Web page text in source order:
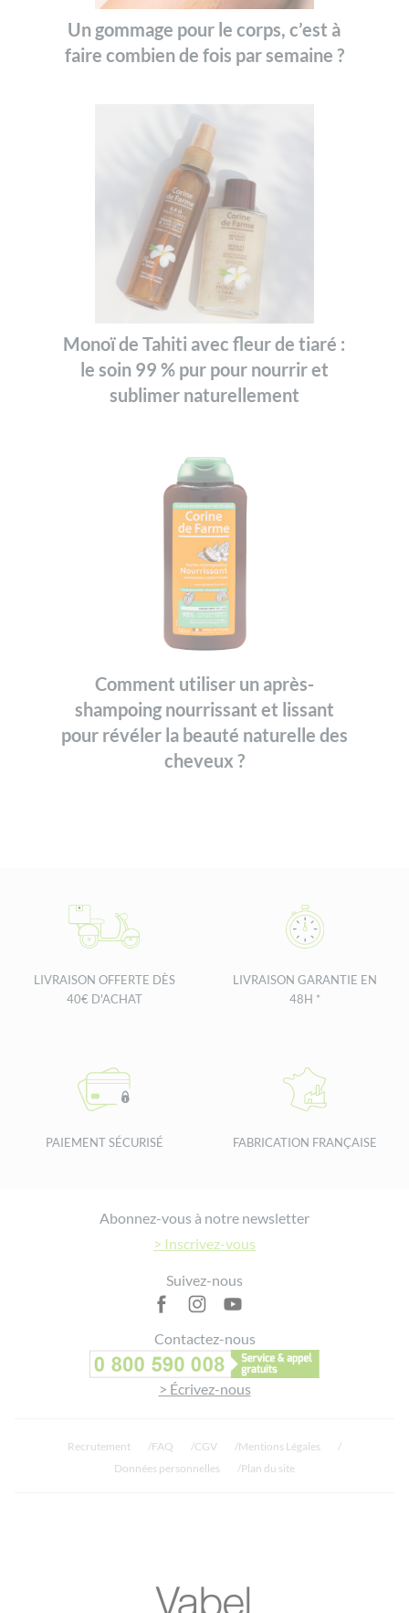
Un gommage pour le corps, c’est à
faire combien de fois par semaine ?
Monoï de Tahiti avec fleur de tiaré :
le soin 99 % pur pour nourrir et
sublimer naturellement
Comment utiliser un après-
shampoing nourrissant et lissant
pour révéler la beauté naturelle des
cheveux ?
LIVRAISON OFFERTE DÈS
40€ D'ACHAT
LIVRAISON GARANTIE EN
48H *
PAIEMENT SÉCURISÉ FABRICATION FRANÇAISE
Abonnez-vous à notre newsletter
> Inscrivez-vous
Suivez-nous
Contactez-nous
> Écrivez-nous
Recrutement FAQ CGV
Mentions Légales
Données personnelles
Plan du site